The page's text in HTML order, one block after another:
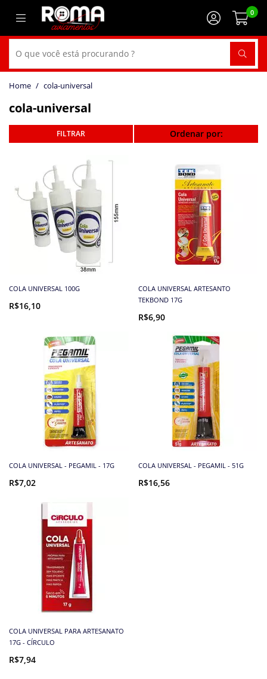
0
cola-universal
cola-universal
Ordenar por:
COLA UNIVERSAL 100G
R$16,10
COLA UNIVERSAL ARTESANTO
TEKBOND 17G
R$6,90
COLA UNIVERSAL - PEGAMIL - 17G
R$7,02
COLA UNIVERSAL - PEGAMIL - 51G
R$16,56
COLA UNIVERSAL PARA ARTESANATO
17G - CÍRCULO
R$7,94